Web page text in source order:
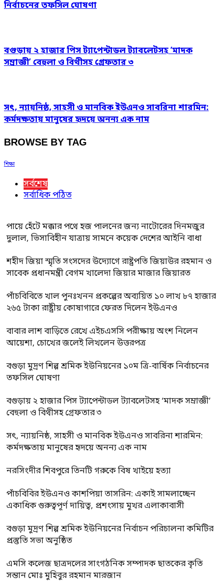
নির্বাচনের তফসিল ঘোষণা
বগুড়ায় ২ হাজার পিস ট্যাপেন্টাডল ট্যাবলেটসহ ‘মাদক
সম্রাজ্ঞী’ বেহুলা ও বিথীসহ গ্রেফতার ৩
সৎ, ন্যায়নিষ্ঠ, সাহসী ও মানবিক ইউএনও সাবরিনা শারমিন:
কর্মদক্ষতায় মানুষের হৃদয়ে অনন্য এক নাম
BROWSE BY TAG
শিক্ষা
সর্বশেষ
সর্বাধিক পঠিত
পায়ে হেঁটে মক্কার পথে হজ পালনের জন্য নাটোরের দিনমজুর
দুলাল, ভিসাবিহীন যাত্রায় সামনে কয়েক দেশের আইনি বাধা
শহীদ জিয়া স্মৃতি সংসদের উদ্যোগে রাষ্ট্রপতি জিয়াউর রহমান ও
সাবেক প্রধানমন্ত্রী বেগম খালেদা জিয়ার মাজার জিয়ারত
পাঁচবিবিতে খাল পুনঃখনন প্রকল্পের অব্যয়িত ১০ লাখ ৮৭ হাজার
২৬৫ টাকা রাষ্ট্রীয় কোষাগারে ফেরত দিলেন ইউএনও
বাবার লাশ বাড়িতে রেখে এইচএসসি পরীক্ষায় অংশ নিলেন
আয়েশা, চোখের জলেই লিখলেন উত্তরপত্র
বগুড়া মুদ্রণ শিল্প শ্রমিক ইউনিয়নের ১০ম ত্রি-বার্ষিক নির্বাচনের
তফসিল ঘোষণা
বগুড়ায় ২ হাজার পিস ট্যাপেন্টাডল ট্যাবলেটসহ ‘মাদক সম্রাজ্ঞী’
বেহুলা ও বিথীসহ গ্রেফতার ৩
সৎ, ন্যায়নিষ্ঠ, সাহসী ও মানবিক ইউএনও সাবরিনা শারমিন:
কর্মদক্ষতায় মানুষের হৃদয়ে অনন্য এক নাম
নরসিংদীর শিবপুরে তিনটি গরুকে বিষ খাইয়ে হত্যা
পাঁচবিবির ইউএনও কাশপিয়া তাসরিন: একাই সামলাচ্ছেন
একাধিক গুরুত্বপূর্ণ দায়িত্ব, প্রশংসায় মুখর এলাকাবাসী
বগুড়া মুদ্রণ শিল্প শ্রমিক ইউনিয়নের নির্বাচন পরিচালনা কমিটির
প্রস্তুতি সভা অনুষ্ঠিত
এমসি কলেজ ছাত্রদলের সাংগঠনিক সম্পাদক ছাতকের কৃতি
সন্তান মোঃ মুহিবুর রহমান মারজান